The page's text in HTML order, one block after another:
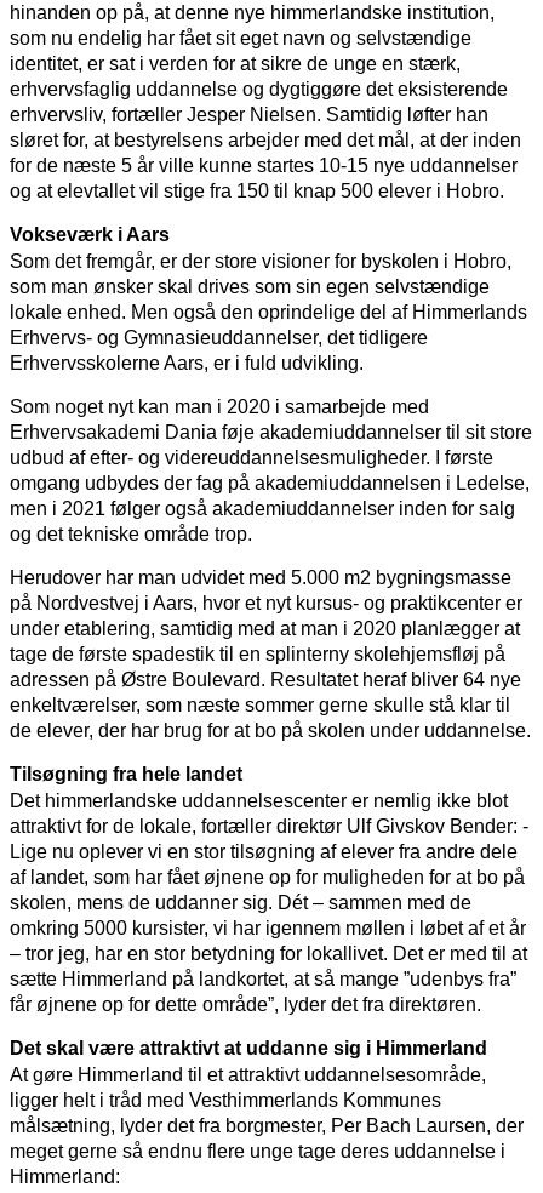
hinanden op på, at denne nye himmerlandske institution,
som nu endelig har fået sit eget navn og selvstændige
identitet, er sat i verden for at sikre de unge en stærk,
erhvervsfaglig uddannelse og dygtiggøre det eksisterende
erhvervsliv, fortæller Jesper Nielsen. Samtidig løfter han
sløret for, at bestyrelsens arbejder med det mål, at der inden
for de næste 5 år ville kunne startes 10-15 nye uddannelser
og at elevtallet vil stige fra 150 til knap 500 elever i Hobro.
Vokseværk i Aars
Som det fremgår, er der store visioner for byskolen i Hobro,
som man ønsker skal drives som sin egen selvstændige
lokale enhed. Men også den oprindelige del af Himmerlands
Erhvervs- og Gymnasieuddannelser, det tidligere
Erhvervsskolerne Aars, er i fuld udvikling.
Som noget nyt kan man i 2020 i samarbejde med
Erhvervsakademi Dania føje akademiuddannelser til sit store
udbud af efter- og videreuddannelsesmuligheder. I første
omgang udbydes der fag på akademiuddannelsen i Ledelse,
men i 2021 følger også akademiuddannelser inden for salg
og det tekniske område trop.
Herudover har man udvidet med 5.000 m2 bygningsmasse
på Nordvestvej i Aars, hvor et nyt kursus- og praktikcenter er
under etablering, samtidig med at man i 2020 planlægger at
tage de første spadestik til en splinterny skolehjemsfløj på
adressen på Østre Boulevard. Resultatet heraf bliver 64 nye
enkeltværelser, som næste sommer gerne skulle stå klar til
de elever, der har brug for at bo på skolen under uddannelse.
Tilsøgning fra hele landet
Det himmerlandske uddannelsescenter er nemlig ikke blot
attraktivt for de lokale, fortæller direktør Ulf Givskov Bender: -
Lige nu oplever vi en stor tilsøgning af elever fra andre dele
af landet, som har fået øjnene op for muligheden for at bo på
skolen, mens de uddanner sig. Dét – sammen med de
omkring 5000 kursister, vi har igennem møllen i løbet af et år
– tror jeg, har en stor betydning for lokallivet. Det er med til at
sætte Himmerland på landkortet, at så mange ”udenbys fra”
får øjnene op for dette område”, lyder det fra direktøren.
Det skal være attraktivt at uddanne sig i Himmerland
At gøre Himmerland til et attraktivt uddannelsesområde,
ligger helt i tråd med Vesthimmerlands Kommunes
målsætning, lyder det fra borgmester, Per Bach Laursen, der
meget gerne så endnu flere unge tage deres uddannelse i
Himmerland: